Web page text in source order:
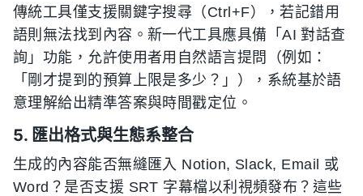
傳統工具僅支援關鍵字搜尋（Ctrl+F），若記錯用
語則無法找到內容。新一代工具應具備「AI 對話查
詢」功能，允許使用者用自然語言提問（例如：
「剛才提到的預算上限是多少？」），系統基於語
意理解給出精準答案與時間戳定位。
5. 匯出格式與生態系整合
生成的內容能否無縫匯入 Notion, Slack, Email 或
Word？是否支援 SRT 字幕檔以利視頻發布？這些